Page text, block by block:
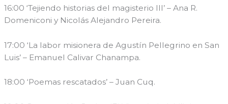
16:00 ‘Tejiendo historias del magisterio III’ – Ana R.
Domeniconi y Nicolás Alejandro Pereira.
17:00 ‘La labor misionera de Agustín Pellegrino en San
Luis’ – Emanuel Calivar Chanampa.
18:00 ‘Poemas rescatados’ – Juan Cuq.